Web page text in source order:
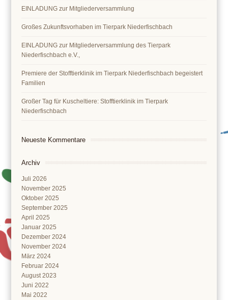
EINLADUNG zur Mitgliederversammlung
Großes Zukunftsvorhaben im Tierpark Niederfischbach
EINLADUNG zur Mitgliederversammlung des Tierpark
Niederfischbach e.V.,
Premiere der Stofftierklinik im Tierpark Niederfischbach begeistert
Familien
Großer Tag für Kuscheltiere: Stofftierklinik im Tierpark
Niederfischbach
Neueste Kommentare
Archiv
Juli 2026
November 2025
Oktober 2025
September 2025
April 2025
Januar 2025
Dezember 2024
November 2024
März 2024
Februar 2024
August 2023
Juni 2022
Mai 2022